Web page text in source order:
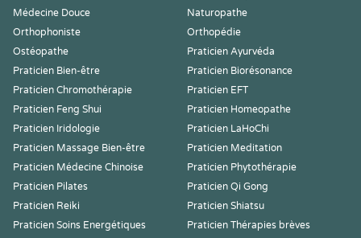
Médecine Douce
Naturopathe
Orthophoniste
Orthopédie
Ostéopathe
Praticien Ayurvéda
Praticien Bien-être
Praticien Biorésonance
Praticien Chromothérapie
Praticien EFT
Praticien Feng Shui
Praticien Homeopathe
Praticien Iridologie
Praticien LaHoChi
Praticien Massage Bien-être
Praticien Meditation
Praticien Médecine Chinoise
Praticien Phytothérapie
Praticien Pilates
Praticien Qi Gong
Praticien Reiki
Praticien Shiatsu
Praticien Soins Energétiques
Praticien Thérapies brèves